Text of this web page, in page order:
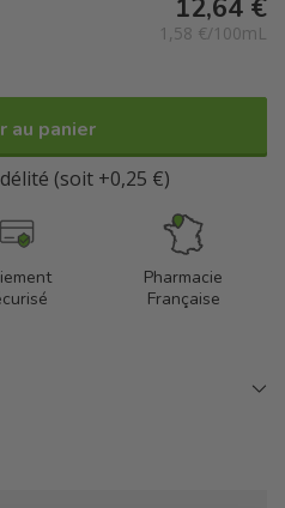
12,64 €
1,58 €/100mL
au panier
(soit +0,25 €)
Pharmacie
Française